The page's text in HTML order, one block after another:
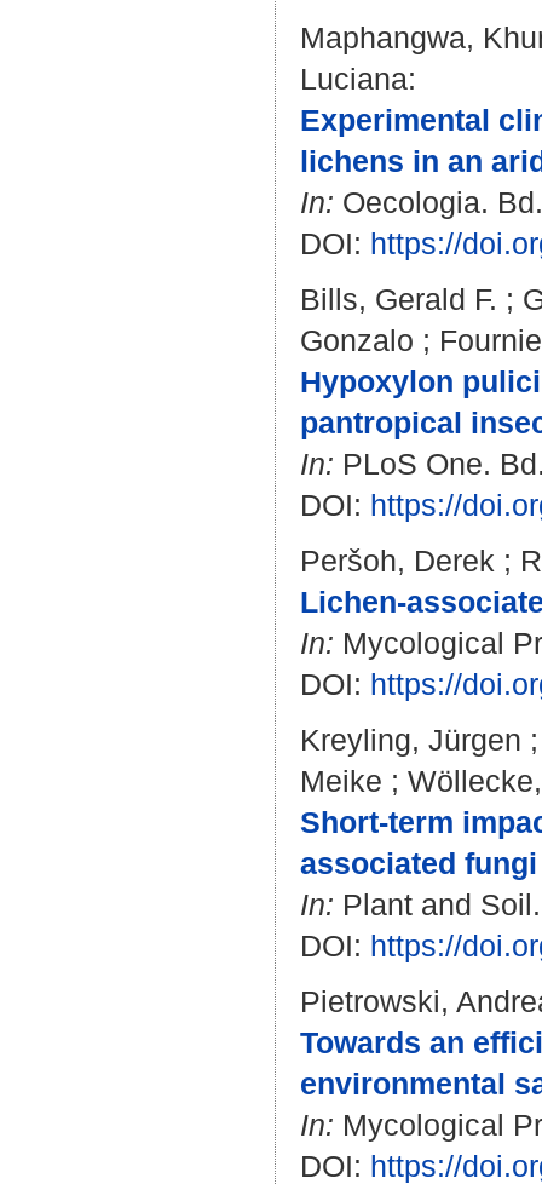
Maphangwa,
Luciana:
Experimental
lichens in an
In: Oecologia.
DOI: https://
Bills, Gerald F. ;
Gonzalo ;
Hypoxylon
pantropical
In: PLoS One.
DOI: https://
Peršoh, Derek ;
Lichen-
In: Mycological
DOI: https://
Kreyling, Jürgen
Meike ;
Short-term
associated
In: Plant and
DOI: https://
Pietrowski,
Towards an
environmental
In: Mycological
DOI: https://